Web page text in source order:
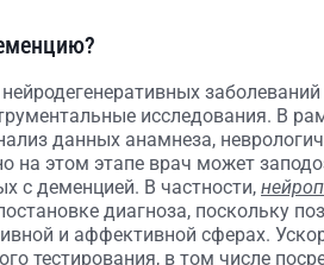
исследования. В
данных анамнеза,
на этом этапе врач может
с деменцией. В частности,
диагноза, поскольку
и аффективной сферах.
тестирования, в том числе